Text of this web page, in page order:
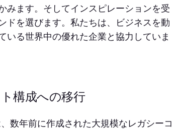
みます。そしてインスピレーションを受
ドを選びます。私たちは、ビジネスを動
いる世界中の優れた企業と協力していま
構成への移行
数年前に作成された大規模なレガシーコ